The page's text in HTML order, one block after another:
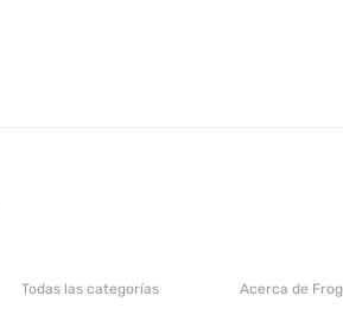
Todas las categorías Acerca de